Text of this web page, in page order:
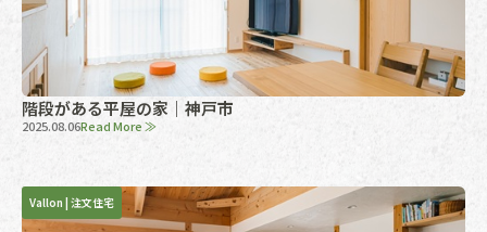
階段がある平屋の家｜神戸市
2025.08.06Read More ≫
Vallon | 注文住宅